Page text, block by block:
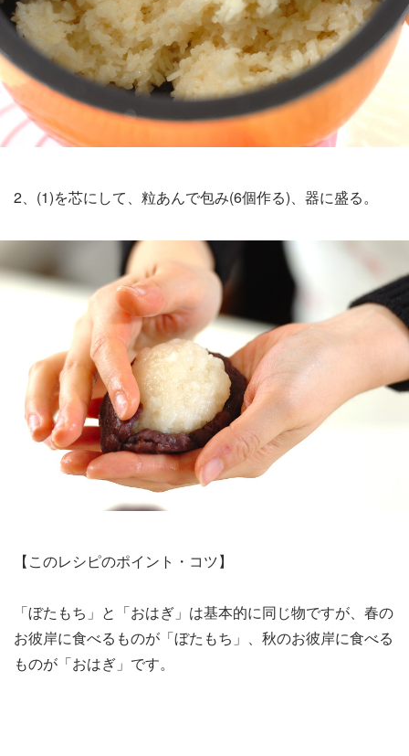
2、(1)を芯にして、粒あんで包み(6個作る)、器に盛る。
【このレシピのポイント・コツ】
「ぼたもち」と「おはぎ」は基本的に同じ物ですが、春の
お彼岸に食べるものが「ぼたもち」、秋のお彼岸に食べる
ものが「おはぎ」です。